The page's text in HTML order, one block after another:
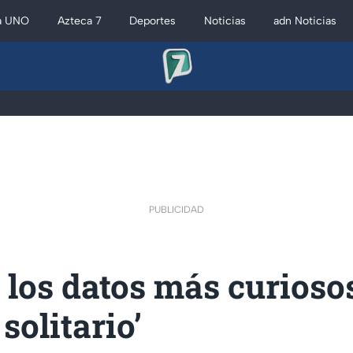
UNO Azteca 7 Deportes Noticias adn Noticias
PUBLICIDAD
datos más